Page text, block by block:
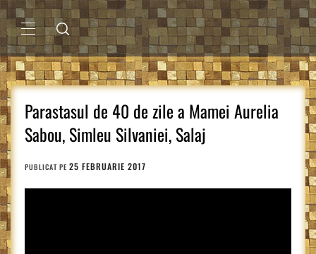
Sari
la
conținutMENIU
PRINCIPAL
Parastasul de 40 de zile a Mamei Aurelia
Sabou, Simleu Silvaniei, Salaj
PUBLICAT PE 25 FEBRUARIE 2017